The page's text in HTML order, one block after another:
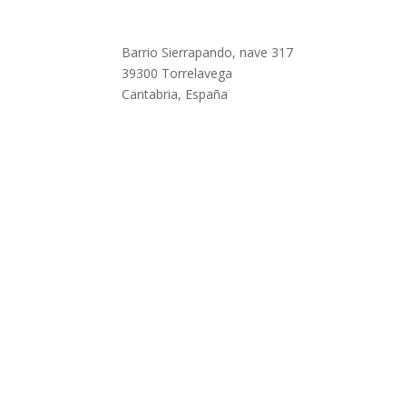
Barrio Sierrapando, nave 317
39300 Torrelavega
Cantabria, España